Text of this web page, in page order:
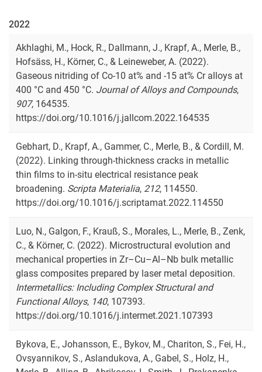
2022
Akhlaghi, M., Hock, R., Dallmann, J., Krapf, A., Merle, B.,
Hofsäss, H., Körner, C., & Leineweber, A. (2022).
Gaseous nitriding of Co-10 at% and -15 at% Cr alloys at
400 °C and 450 °C. Journal of Alloys and Compounds,
907, 164535.
https://doi.org/10.1016/j.jallcom.2022.164535
Gebhart, D., Krapf, A., Gammer, C., Merle, B., & Cordill, M.
(2022). Linking through-thickness cracks in metallic
thin films to in-situ electrical resistance peak
broadening. Scripta Materialia, 212, 114550.
https://doi.org/10.1016/j.scriptamat.2022.114550
Luo, N., Galgon, F., Krauß, S., Morales, L., Merle, B., Zenk,
C., & Körner, C. (2022). Microstructural evolution and
mechanical properties in Zr–Cu–Al–Nb bulk metallic
glass composites prepared by laser metal deposition.
Intermetallics: Including Complex Structural and
Functional Alloys, 140, 107393.
https://doi.org/10.1016/j.intermet.2021.107393
Bykova, E., Johansson, E., Bykov, M., Chariton, S., Fei, H.,
Ovsyannikov, S., Aslandukova, A., Gabel, S., Holz, H.,